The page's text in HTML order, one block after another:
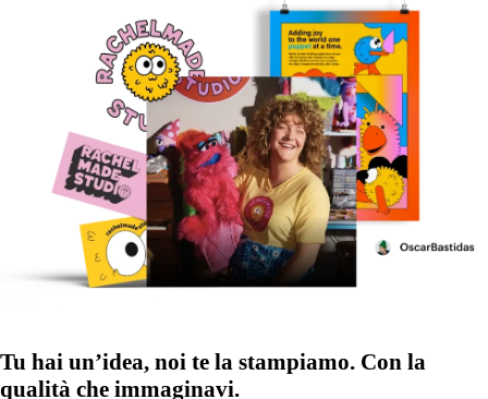
Tu hai un’idea, noi te la stampiamo. Con la
qualità che immaginavi.